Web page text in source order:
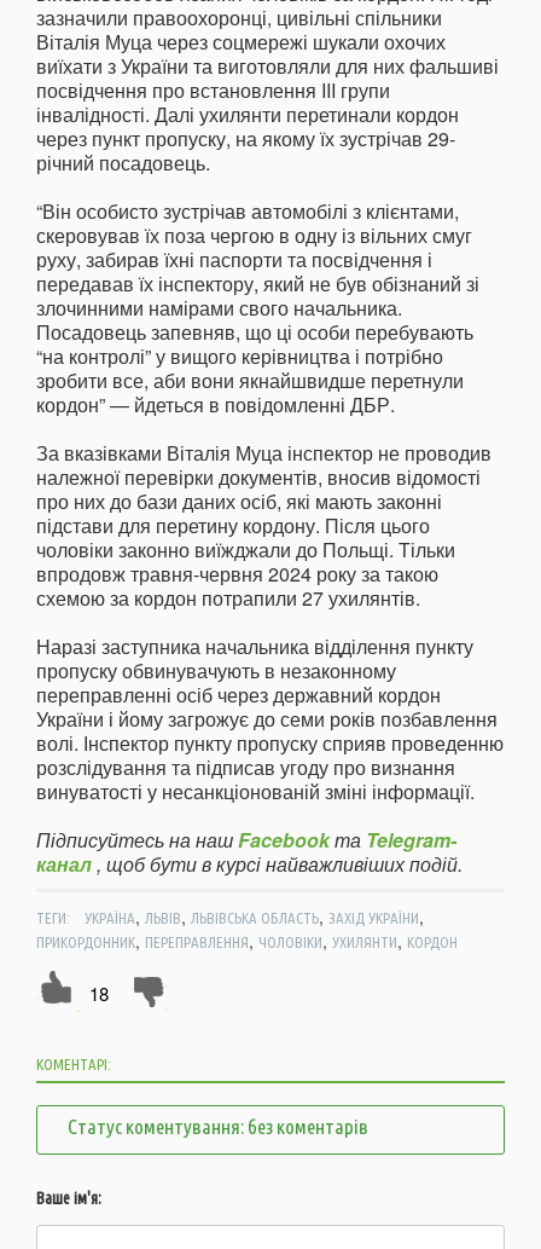
зазначили правоохоронці, цивільні спільники
Віталія Муца через соцмережі шукали охочих
виїхати з України та виготовляли для них фальшиві
посвідчення про встановлення III групи
інвалідності. Далі ухилянти перетинали кордон
через пункт пропуску, на якому їх зустрічав 29-
річний посадовець.
“Він особисто зустрічав автомобілі з клієнтами,
скеровував їх поза чергою в одну із вільних смуг
руху, забирав їхні паспорти та посвідчення і
передавав їх інспектору, який не був обізнаний зі
злочинними намірами свого начальника.
Посадовець запевняв, що ці особи перебувають
“на контролі” у вищого керівництва і потрібно
зробити все, аби вони якнайшвидше перетнули
кордон” — йдеться в повідомленні ДБР.
За вказівками Віталія Муца інспектор не проводив
належної перевірки документів, вносив відомості
про них до бази даних осіб, які мають законні
підстави для перетину кордону. Після цього
чоловіки законно виїжджали до Польщі. Тільки
впродовж травня-червня 2024 року за такою
схемою за кордон потрапили 27 ухилянтів.
Наразі заступника начальника відділення пункту
пропуску обвинувачують в незаконному
переправленні осіб через державний кордон
України і йому загрожує до семи років позбавлення
волі. Інспектор пункту пропуску сприяв проведенню
розслідування та підписав угоду про визнання
винуватості у несанкціонованій зміні інформації.
Підписуйтесь на нашFacebookта Telegram-
канал, щоб бути в курсі найважливіших подій.
ТЕГИ: УКРАЇНА, ЛЬВІВ, ЛЬВІВСЬКА ОБЛАСТЬ, ЗАХІД УКРАЇНИ,
ПРИКОРДОННИК, ПЕРЕПРАВЛЕННЯ, ЧОЛОВІКИ, УХИЛЯНТИ, КОРДОН
18
КОМЕНТАРІ:
Статус коментування: без коментарів
Ваше ім'я: